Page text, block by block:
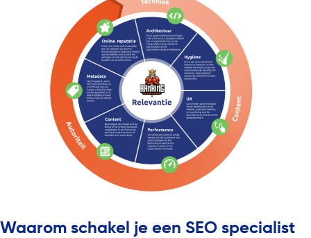
Waarom schakel je een SEO specialist